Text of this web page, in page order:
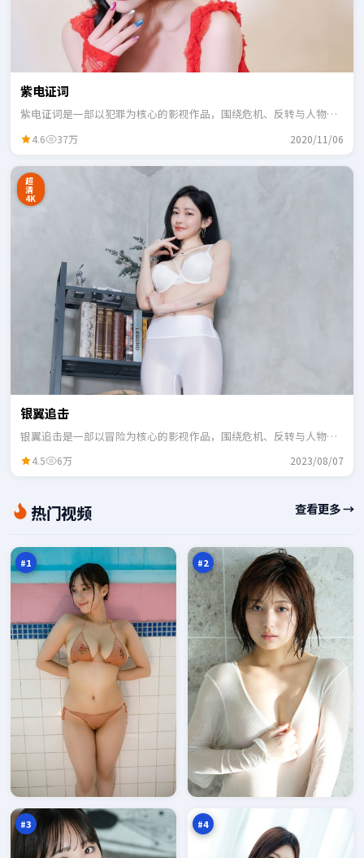
紫电证词
紫电证词是一部以犯罪为核心的影视作品，围绕危机、反转与人物成
4.6 37万 2020/11/06
超
清
4K
银翼追击
银翼追击是一部以冒险为核心的影视作品，围绕危机、反转与人物成
4.5 6万 2023/08/07
热门视频 查看更多 →
#1
市
码 98
#2
#3
海
边
境
线
97
万
#4
汐
交
锋
96
万